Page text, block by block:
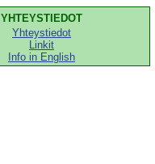
YHTEYSTIEDOT
Yhteystiedot
Linkit
Info in English